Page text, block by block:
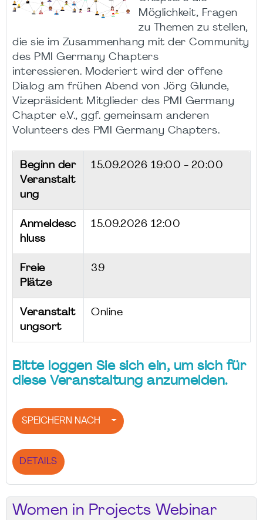
Möglichkeit, Fragen
zu Themen zu stellen,
die sie im Zusammenhang mit der Community
des PMI Germany Chapters
interessieren. Moderiert wird der offene
Dialog am frühen Abend von Jörg Glunde,
Vizepräsident Mitglieder des PMI Germany
Chapter e.V., ggf. gemeinsam anderen
Volunteers des PMI Germany Chapters.
Beginn der
Veranstalt
ung
15.09.2026 19:00 - 20:00
Anmeldesc
hluss
15.09.2026 12:00
Freie
Plätze
39
Veranstalt
ungsort
Online
Bitte loggen Sie sich ein, um sich für
diese Veranstaltung anzumelden.
SPEICHERN NACH
DETAILS
Women in Projects Webinar